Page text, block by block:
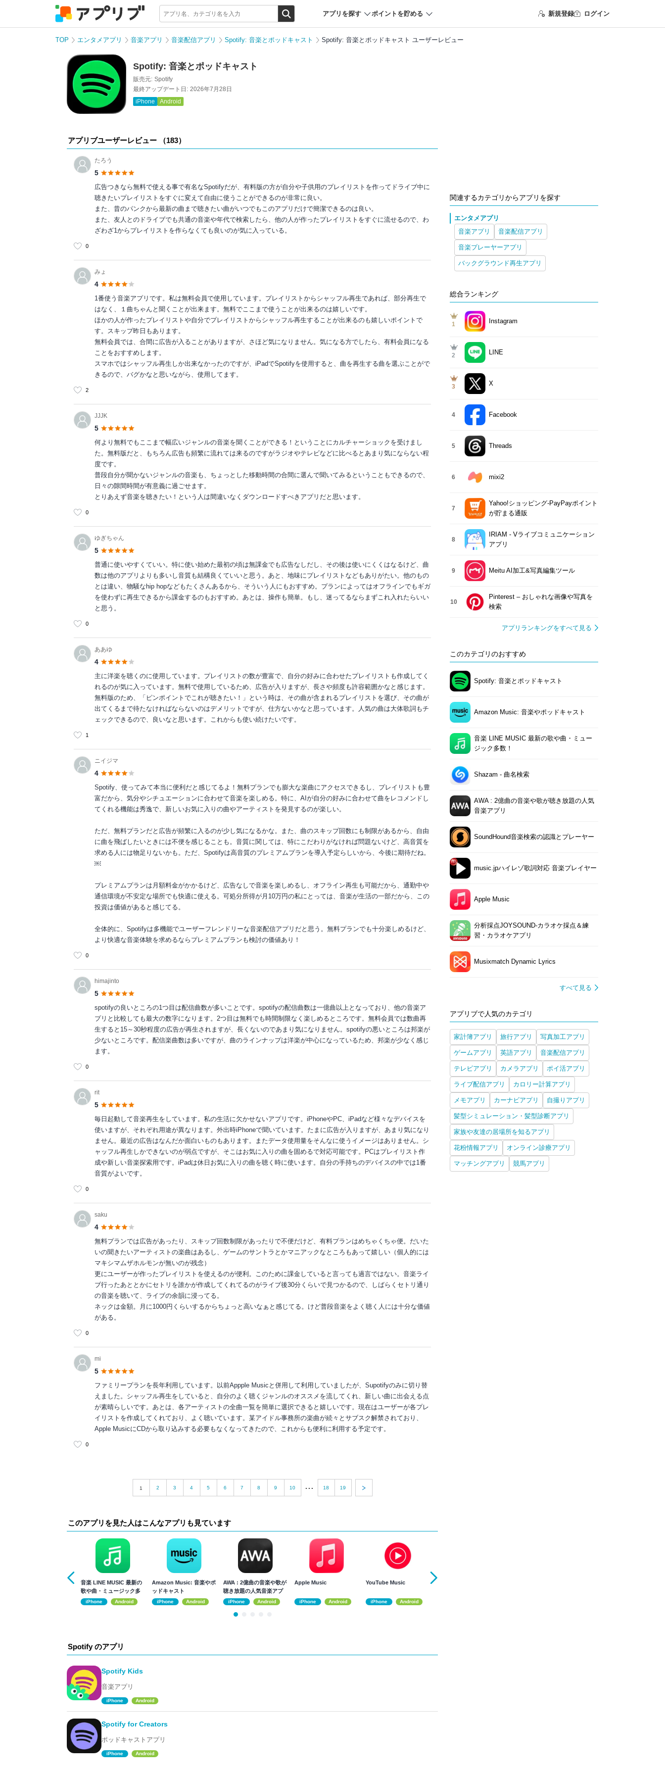
アプリを探す ポイントを貯める 新規登録 ログイン
TOP エンタメアプリ 音楽アプリ 音楽配信アプリ Spotify: 音楽とポッドキャスト Spotify: 音楽とポッドキャスト ユーザーレビュー
Spotify: 音楽とポッドキャスト
販売元: Spotify
最終アップデート日: 2026年7月28日
iPhone
Android
アプリブユーザーレビュー （183）
たろう
5
広告つきなら無料で使える事で有名なSpotifyだが、有料版の方が自分や子供用のプレイリストを作ってドライブ中に
聴きたいプレイリストをすぐに変えて自由に使うことができるのが非常に良い。
また、昔のパンクから最新の曲まで聴きたい曲がいつでもこのアプリだけで簡潔できるのは良い。
また、友人とのドライブでも共通の音楽や年代で検索したら、他の人が作ったプレイリストをすぐに流せるので、わ
ざわざ1からプレイリストを作らなくても良いのが気に入っている。
0
みょ
4
1番使う音楽アプリです。私は無料会員で使用しています。プレイリストからシャッフル再生であれば、部分再生で
はなく、１曲ちゃんと聞くことが出来ます。無料でここまで使うことが出来るのは嬉しいです。
ほかの人が作ったプレイリストや自分でプレイリストからシャッフル再生することが出来るのも嬉しいポイントで
す。スキップ昨日もあります。
無料会員では、合間に広告が入ることがありますが、さほど気になりません。気になる方でしたら、有料会員になる
ことをおすすめします。
スマホではシャッフル再生しか出来なかったのですが、iPadでSpotifyを使用すると、曲を再生する曲を選ぶことがで
きるので、バグかなと思いながら、使用してます。
2
JJJK
5
何より無料でもここまで幅広いジャンルの音楽を聞くことができる！ということにカルチャーショックを受けまし
た。無料版だと、もちろん広告も頻繁に流れては来るのですがラジオやテレビなどに比べるとあまり気にならない程
度です。
普段自分が聞かないジャンルの音楽も、ちょっとした移動時間の合間に選んで聞いてみるということもできるので、
日々の隙間時間が有意義に過ごせます。
とりあえず音楽を聴きたい！という人は間違いなくダウンロードすべきアプリだと思います。
0
ゆぎちゃん
5
普通に使いやすくていい。特に使い始めた最初の頃は無課金でも広告なしだし、その後は使いにくくはなるけど、曲
数は他のアプリよりも多いし音質も結構良くていいと思う。あと、地味にプレイリストなどもありがたい。他のもの
とは違い、物騒なhip hopなどもたくさんあるから、そういう人にもおすすめ。プランによってはオフラインでもギガ
を使わずに再生できるから課金するのもおすすめ。あとは、操作も簡単。もし、迷ってるならまずこれ入れたらいい
と思う。
0
ああゆ
4
主に洋楽を聴くのに使用しています。プレイリストの数が豊富で、自分の好みに合わせたプレイリストも作成してく
れるのが気に入っています。無料で使用しているため、広告が入りますが、長さや頻度も許容範囲かなと感じます。
無料版のため、「ピンポイントでこれが聴きたい！」という時は、その曲が含まれるプレイリストを選び、その曲が
出てくるまで待たなければならないのはデメリットですが、仕方ないかなと思っています。人気の曲は大体歌詞もチ
ェックできるので、良いなと思います。これからも使い続けたいです。
1
ニイジマ
4
Spotify、使ってみて本当に便利だと感じてるよ！無料プランでも膨大な楽曲にアクセスできるし、プレイリストも豊
富だから、気分やシチュエーションに合わせて音楽を楽しめる。特に、AIが自分の好みに合わせて曲をレコメンドし
てくれる機能は秀逸で、新しいお気に入りの曲やアーティストを発見するのが楽しい。
ただ、無料プランだと広告が頻繁に入るのが少し気になるかな。また、曲のスキップ回数にも制限があるから、自由
に曲を飛ばしたいときには不便を感じることも。音質に関しては、特にこだわりがなければ問題ないけど、高音質を
求める人には物足りないかも。ただ、Spotifyは高音質のプレミアムプランを導入予定らしいから、今後に期待だね。
￼
プレミアムプランは月額料金がかかるけど、広告なしで音楽を楽しめるし、オフライン再生も可能だから、通勤中や
通信環境が不安定な場所でも快適に使える。可処分所得が月10万円の私にとっては、音楽が生活の一部だから、この
投資は価値があると感じてる。
全体的に、Spotifyは多機能でユーザーフレンドリーな音楽配信アプリだと思う。無料プランでも十分楽しめるけど、
より快適な音楽体験を求めるならプレミアムプランも検討の価値あり！
0
himajinto
5
spotifyの良いところの1つ目は配信曲数が多いことです。spotifyの配信曲数は一億曲以上となっており、他の音楽ア
プリと比較しても最大の数字になります。2つ目は無料でも時間制限なく楽しめるところです。無料会員では数曲再
生すると15～30秒程度の広告が再生されますが、長くないのであまり気になりません。spotifyの悪いところは邦楽が
少ないところです。配信楽曲数は多いですが、曲のラインナップは洋楽が中心になっているため、邦楽が少なく感じ
ます。
0
rit
5
毎日起動して音楽再生をしています。私の生活に欠かせないアプリです。iPhoneやPC、iPadなど様々なデバイスを
使いますが、それぞれ用途が異なります。外出時iPhoneで聞いています。たまに広告が入りますが、あまり気になり
ません。最近の広告はなんだか面白いものもあります。またデータ使用量をそんなに使うイメージはありません。シ
ャッフル再生しかできないのが弱点ですが、そこはお気に入りの曲を固めるで対応可能です。PCはプレイリスト作
成や新しい音楽探索用です。iPadは休日お気に入りの曲を聴く時に使います。自分の手持ちのデバイスの中では1番
音質がよいです。
0
saku
4
無料プランでは広告があったり、スキップ回数制限があったりで不便だけど、有料プランはめちゃくちゃ便。だいた
いの聞きたいアーティストの楽曲はあるし、ゲームのサントラとかマニアックなところもあって嬉しい（個人的には
マキシマムザホルモンが無いのが残念）
更にユーザーが作ったプレイリストを使えるのが便利。このために課金していると言っても過言ではない。音楽ライ
ブ行ったあととかにセトリを誰かが作成してくれてるのがライブ後30分くらいで見つかるので、しばらくセトリ通り
の音楽を聴いて、ライブの余韻に浸ってる。
ネックは金額。月に1000円くらいするからちょっと高いなぁと感じてる。けど普段音楽をよく聴く人には十分な価値
がある。
0
mi
5
ファミリープランを長年利用しています。以前Appple Musicと併用して利用していましたが、Supotifyのみに切り替
えました。シャッフル再生をしていると、自分のよく聴くジャンルのオススメを流してくれ、新しい曲に出会える点
が素晴らしいです。あとは、各アーティストの全曲一覧を簡単に選択できると嬉しいです。現在はユーザーが各プレ
イリストを作成してくれており、よく聴いています。某アイドル事務所の楽曲が続々とサブスク解禁されており、
Apple MusicにCDから取り込みする必要もなくなってきたので、これからも便利に利用する予定です。
0
1 2 3 4 5 6 7 8 9 10 ... 18 19
このアプリを見た人はこんなアプリも見ています
音楽 LINE MUSIC 最新の
歌や曲・ミュージック多
数！iPhone Android
Amazon Music: 音楽やポ
ッドキャスト
iPhone Android
AWA : 2億曲の音楽や歌が
聴き放題の人気音楽アプ
リiPhone Android
Apple Music
iPhone Android
YouTube Music
iPhone Android
Spotify のアプリ
Spotify Kids
音楽アプリ
iPhone Android
Spotify for Creators
ポッドキャストアプリ
iPhone Android
関連するカテゴリからアプリを探す
エンタメアプリ
音楽アプリ
音楽配信アプリ
音楽プレーヤーアプリ
バックグラウンド再生アプリ
総合ランキング
1 Instagram
2 LINE
3 X
4 Facebook
5 Threads
6 mixi2
7
Yahoo!ショッピング-PayPayポイント
が貯まる通販
8
IRIAM - Vライブコミュニケーション
アプリ
9 Meitu AI加工&写真編集ツール
10
Pinterest – おしゃれな画像や写真を
検索
アプリランキングをすべて見る
このカテゴリのおすすめ
Spotify: 音楽とポッドキャスト
Amazon Music: 音楽やポッドキャスト
音楽 LINE MUSIC 最新の歌や曲・ミュー
ジック多数！
Shazam - 曲名検索
AWA : 2億曲の音楽や歌が聴き放題の人気
音楽アプリ
SoundHound音楽検索の認識とプレーヤー
music.jpハイレゾ歌詞対応 音楽プレイヤー
Apple Music
分析採点JOYSOUND-カラオケ採点＆練
習・カラオケアプリ
Musixmatch Dynamic Lyrics
すべて見る
アプリブで人気のカテゴリ
家計簿アプリ 旅行アプリ 写真加工アプリ
ゲームアプリ 英語アプリ 音楽配信アプリ
テレビアプリ カメラアプリ ポイ活アプリ
ライブ配信アプリ カロリー計算アプリ
メモアプリ カーナビアプリ 自撮りアプリ
髪型シミュレーション・髪型診断アプリ
家族や友達の居場所を知るアプリ
花粉情報アプリ オンライン診療アプリ
マッチングアプリ 競馬アプリ